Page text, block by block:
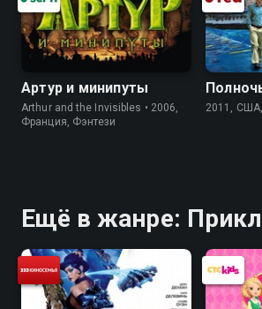
Артур и минипуты
Arthur and the Invisibles • 2006,
Франция, Фэнтези
2011,
Ещё в жанре: